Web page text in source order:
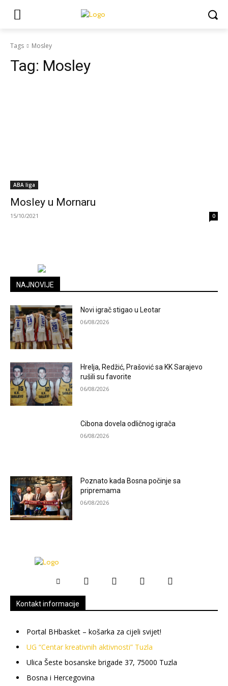
Tags Mosley
Tag: Mosley
ABA liga
Mosley u Mornaru
15/10/2021 0
NAJNOVIJE
Novi igrač stigao u Leotar
06/08/2026
Hrelja, Redžić, Prašović sa KK Sarajevo
rušili su favorite
06/08/2026
Cibona dovela odličnog igrača
06/08/2026
Poznato kada Bosna počinje sa
pripremama
06/08/2026
Kontakt informacije
Portal BHbasket – košarka za cijeli svijet!
UG “Centar kreativnih aktivnosti” Tuzla
Ulica Šeste bosanske brigade 37, 75000 Tuzla
Bosna i Hercegovina